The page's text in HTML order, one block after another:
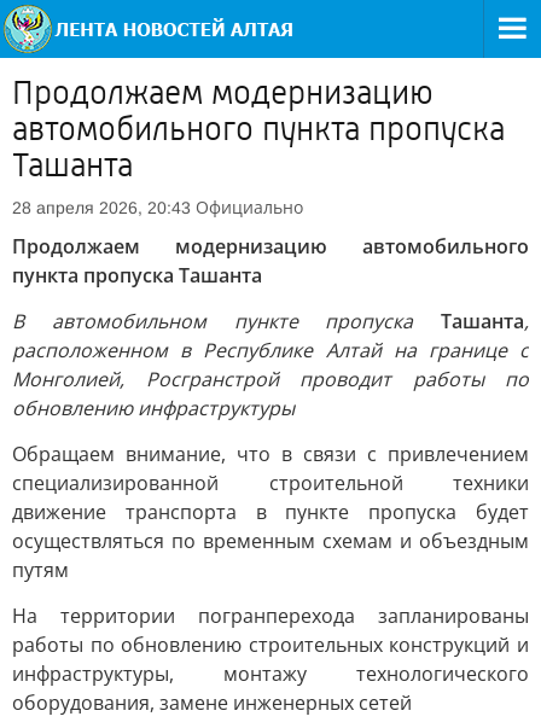
Продолжаем модернизацию
автомобильного пункта пропуска
Ташанта
28 апреля 2026, 20:43 Официально
Продолжаем модернизацию автомобильного
пункта пропуска Ташанта
В автомобильном пункте пропуска Ташанта,
расположенном в Республике Алтай на границе с
Монголией, Росгранстрой проводит работы по
обновлению инфраструктуры
Обращаем внимание, что в связи с привлечением
специализированной строительной техники
движение транспорта в пункте пропуска будет
осуществляться по временным схемам и объездным
путям
На территории погранперехода запланированы
работы по обновлению строительных конструкций и
инфраструктуры, монтажу технологического
оборудования, замене инженерных сетей